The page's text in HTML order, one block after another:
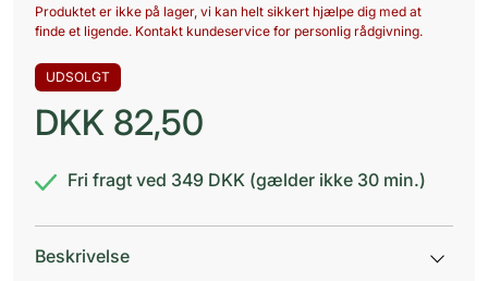
Produktet er ikke på lager, vi kan helt sikkert hjælpe dig med at
finde et ligende. Kontakt kundeservice for personlig rådgivning.
UDSOLGT
DKK 82,50
Fri fragt ved 349 DKK (gælder ikke 30 min.)
Beskrivelse